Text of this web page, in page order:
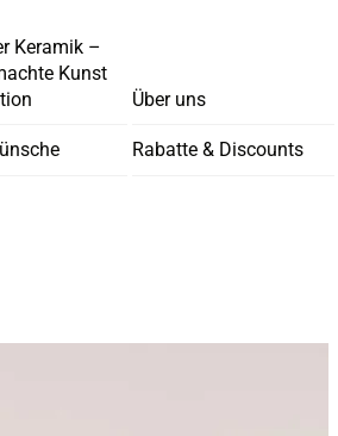
Keramik –
Kunst
Über uns
Rabatte & Discounts